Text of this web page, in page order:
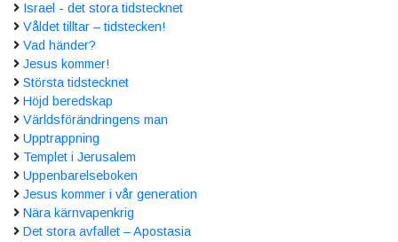
Israel - det stora tidstecknet
Våldet tilltar – tidstecken!
Vad händer?
Jesus kommer!
Största tidstecknet
Höjd beredskap
Världsförändringens man
Upptrappning
Templet i Jerusalem
Uppenbarelseboken
Jesus kommer i vår generation
Nära kärnvapenkrig
Det stora avfallet – Apostasia